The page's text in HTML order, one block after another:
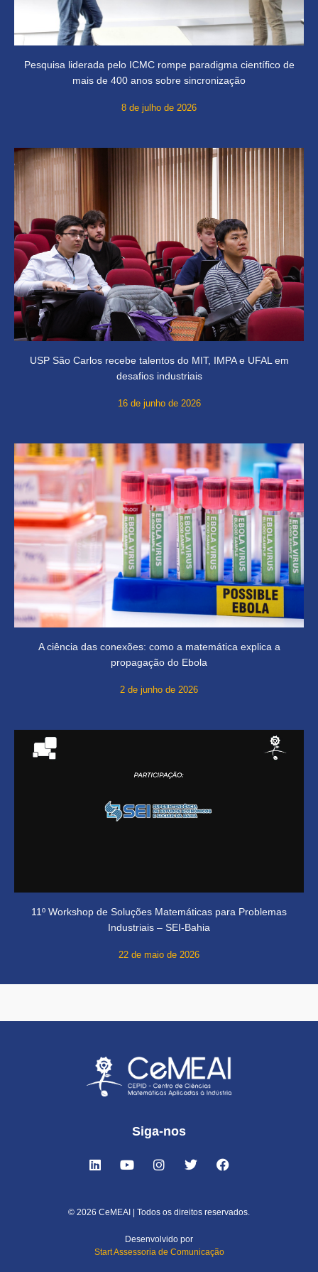
Pesquisa liderada pelo ICMC rompe paradigma científico de
mais de 400 anos sobre sincronização
8 de julho de 2026
USP São Carlos recebe talentos do MIT, IMPA e UFAL em
desafios industriais
16 de junho de 2026
A ciência das conexões: como a matemática explica a
propagação do Ebola
2 de junho de 2026
11º Workshop de Soluções Matemáticas para Problemas
Industriais – SEI-Bahia
22 de maio de 2026
Siga-nos
© 2026 CeMEAI | Todos os direitos reservados.
Desenvolvido por
Start Assessoria de Comunicação